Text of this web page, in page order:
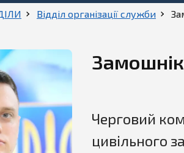
Відділ організації служби
Черговий
цивільного